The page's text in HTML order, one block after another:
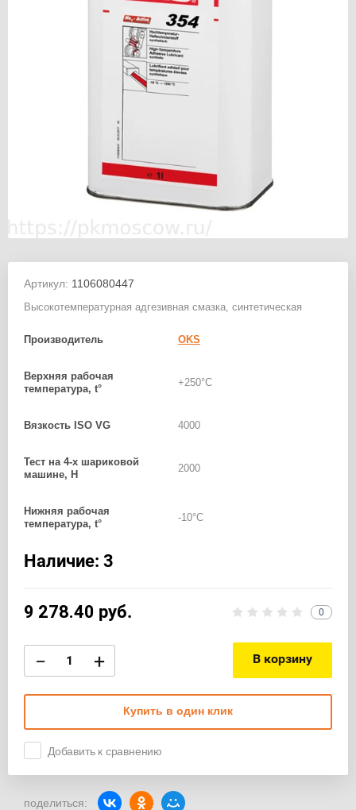
Артикул: 1106080447
Высокотемпературная адгезивная смазка, синтетическая
Производитель OKS
Верхняя рабочая
температура, t°
+250°С
Вязкость ISO VG 4000
Тест на 4-х шариковой
машине, Н
2000
Нижняя рабочая
температура, t°
-10°С
Наличие: 3
9 278.40 руб. 0
− + В корзину
Купить в один клик
Добавить к сравнению
поделиться: